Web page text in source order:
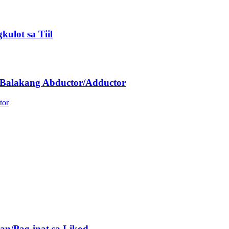
sa Tiil
Abductor/Adductor